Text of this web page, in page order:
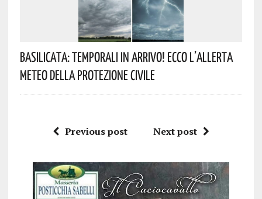
Basilicata: Temporali In Arrivo! Ecco L’allerta
Meteo Della Protezione Civile
Previous post Next post